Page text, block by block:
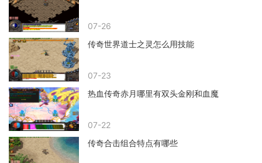
07-26
传奇世界道士之灵怎么用技能
07-23
热血传奇赤月哪里有双头金刚和血魔
07-22
传奇合击组合特点有哪些